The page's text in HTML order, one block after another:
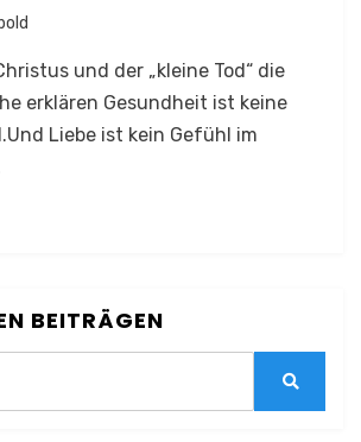
und der „kleine Tod“ die
erklären Gesundheit ist keine
Liebe ist kein Gefühl im
BEITRÄGEN